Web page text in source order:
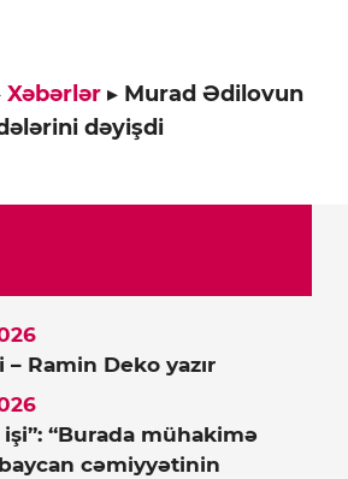
Xəbərlər ▸ Murad Ədilovun
dəyişdi
Ramin Deko yazır
işi”: “Burada mühakimə
cəmiyyətinin